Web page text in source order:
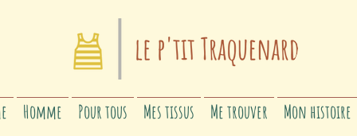
Homme Pour tous Mes tissus Me trouver Mon histoire